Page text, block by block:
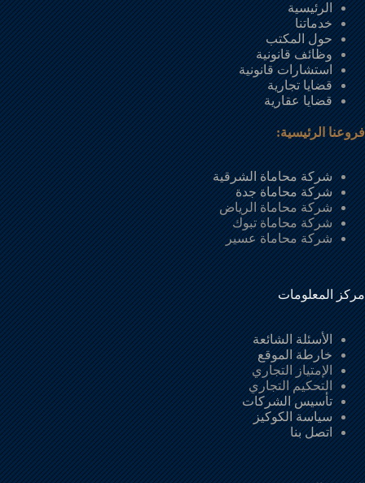
الرئيسية
خدماتنا
حول المكتب
وظائف قانونية
استشارات قانونية
قضايا تجارية
قضايا عقارية
فروعنا الرئيسية:
شركة محاماة الشرقية
شركة محاماة جدة
شركة محاماة الرياض
شركة محاماة تبوك
شركة محاماة عسير
مركز المعلومات
الأسئلة الشائعة
خارطة الموقع
الإمتياز التجاري
التحكيم التجاري
تأسيس الشركات
سياسة الكوكيز
اتصل بنا